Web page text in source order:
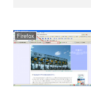
Firefox